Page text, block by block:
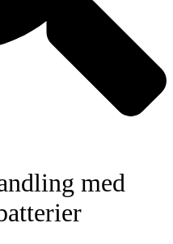
med